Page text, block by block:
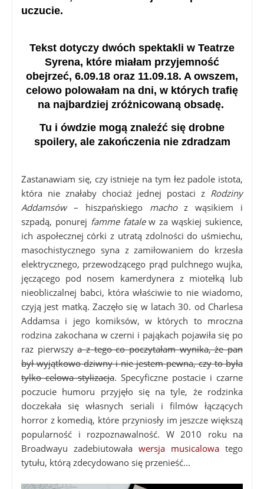
uczucie.
Tekst dotyczy dwóch spektakli w Teatrze
Syrena, które miałam przyjemność
obejrzeć, 6.09.18 oraz 11.09.18. A owszem,
celowo polowałam na dni, w których trafię
na najbardziej zróżnicowaną obsadę.
Tu i ówdzie mogą znaleźć się drobne
spoilery, ale zakończenia nie zdradzam
Zastanawiam się, czy istnieje na tym łez padole istota,
która nie znałaby chociaż jednej postaci z Rodziny
Addamsów– hiszpańskiego machoz wąsikiem i
szpadą, ponurej famme fatalew za wąskiej sukience,
ich aspołecznej córki z utratą zdolności do uśmiechu,
masochistycznego syna z zamiłowaniem do krzesła
elektrycznego, przewodzącego prąd pulchnego wujka,
jęczącego pod nosem kamerdynera z miotełką lub
nieobliczalnej babci, która właściwie to nie wiadomo,
czyją jest matką. Zaczęło się w latach 30. od Charlesa
Addamsa i jego komiksów, w których to mroczna
rodzina zakochana w czerni i pająkach pojawiła się po
raz pierwszya z tego co poczytałam wynika, że pan
był wyjątkowo dziwny i nie jestem pewna, czy to była
tylko celowa stylizacja. Specyficzne postacie i czarne
poczucie humoru przyjęło się na tyle, że rodzinka
doczekała się własnych seriali i filmów łączących
horror z komedią, które przyniosły im jeszcze większą
popularność i rozpoznawalność. W 2010 roku na
Broadwayu zadebiutowała wersja musicalowa tego
tytułu, którą zdecydowano się przenieść...